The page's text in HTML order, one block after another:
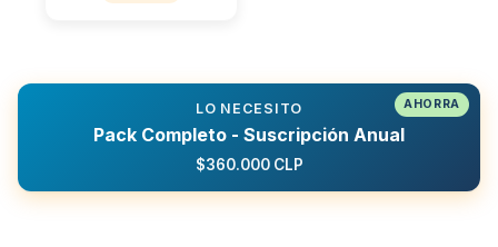
LO NECESITO
Pack Completo - Suscripción Anual
$360.000 CLP